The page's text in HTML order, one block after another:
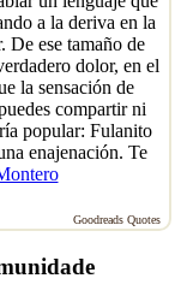
a la deriva en la
De ese tamaño de
dolor, en el
la sensación de
compartir ni
popular: Fulanito
enajenación. Te
Goodreads Quotes